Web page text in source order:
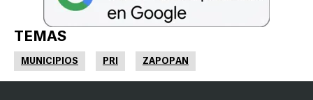
TEMAS
MUNICIPIOS PRI ZAPOPAN